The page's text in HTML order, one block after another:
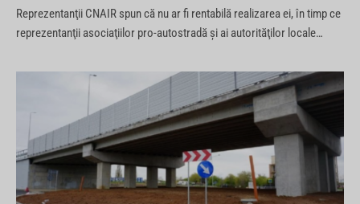
Reprezentanţii CNAIR spun că nu ar fi rentabilă realizarea ei, în timp ce
reprezentanţii asociaţiilor pro-autostradă şi ai autorităţilor locale…